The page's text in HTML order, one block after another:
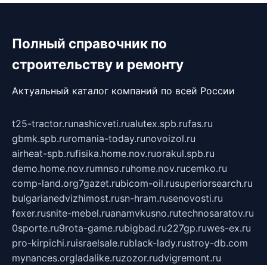
Полный справочник по
строительству и ремонту
Актуальный каталог компаний по всей России
t25-tractor.runashicveti.rualutex.spb.rufas.ru
gbmk.spb.ruromania-today.runovoizol.ru
airheat-spb.rufisika.home.nov.ruorakul.spb.ru
demo.home.nov.rumnso.ruhome.nov.rucemko.ru
comp-land.org7gazet.rubicom-oil.rusuperiorsearch.ru
bulgarianedvizhimost.rusn-hram.rusenovosti.ru
fexer.rusnite-mebel.ruanamvkusno.rutechnosaratov.ru
0sporte.ru9rota-game.rubigbad.ru227gp.ruwes-ex.ru
pro-kirpichi.ruisraelsale.rublack-lady.rustroy-db.com
mynances.orgladalike.ruzozor.rudvigremont.ru